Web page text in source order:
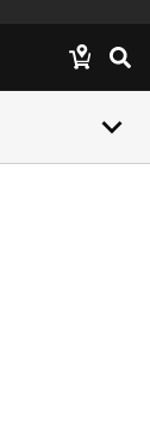
keyboard_arrow_down